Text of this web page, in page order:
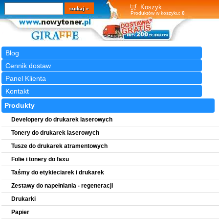
Koszyk
Produktów w koszyku: 0
Blog
Cennik dostaw
Panel Klienta
Kontakt
Wyszukiwarka
szukaj
Produkty
Developery do drukarek laserowych
Tonery do drukarek laserowych
Tusze do drukarek atramentowych
Folie i tonery do faxu
Taśmy do etykieciarek i drukarek
Zestawy do napełniania - regeneracji
Drukarki
Papier